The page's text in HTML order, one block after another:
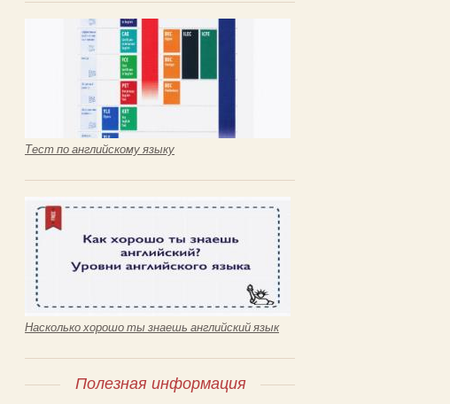
Тест по английскому языку
Насколько хорошо ты знаешь английский язык
Полезная информация